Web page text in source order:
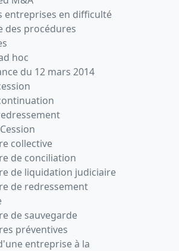
entreprises en difficulté
des procédures
hoc
du 12 mars 2014
collective
de conciliation
de liquidation judiciaire
de redressement
de sauvegarde
préventives
entreprise à la